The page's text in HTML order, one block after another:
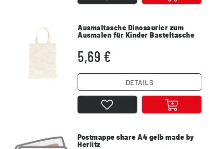
Ausmaltasche Dinosaurier zum
Ausmalen für Kinder Basteltasche
5,69 €
DETAILS
Postmappe share A4 gelb made by
Herlitz